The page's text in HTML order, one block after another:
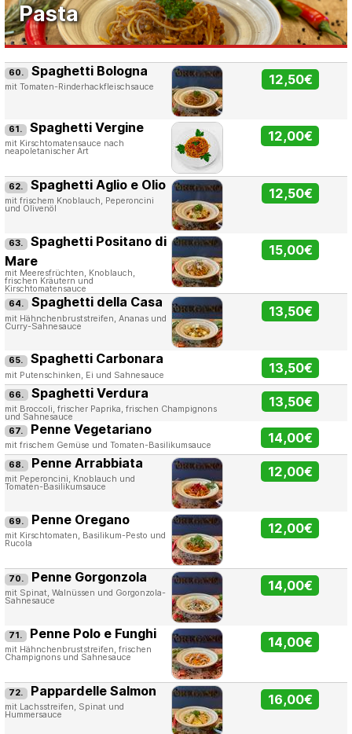
Pasta
60. Spaghetti Bologna
mit Tomaten-Rinderhackfleischsauce 12,50€
61. Spaghetti Vergine
mit Kirschtomatensauce nach
neapoletanischer Art
12,00€
62. Spaghetti Aglio e Olio
mit frischem Knoblauch, Peperoncini
und Olivenöl
12,50€
63. Spaghetti Positano di
Mare
mit Meeresfrüchten, Knoblauch,
frischen Kräutern und
Kirschtomatensauce
15,00€
64. Spaghetti della Casa
mit Hähnchenbruststreifen, Ananas und
Curry-Sahnesauce
13,50€
65. Spaghetti Carbonara
mit Putenschinken, Ei und Sahnesauce 13,50€
66. Spaghetti Verdura
mit Broccoli, frischer Paprika, frischen Champignons
und Sahnesauce
13,50€
67. Penne Vegetariano
mit frischem Gemüse und Tomaten-Basilikumsauce 14,00€
68. Penne Arrabbiata
mit Peperoncini, Knoblauch und
Tomaten-Basilikumsauce
12,00€
69. Penne Oregano
mit Kirschtomaten, Basilikum-Pesto und
Rucola
12,00€
70. Penne Gorgonzola
mit Spinat, Walnüssen und Gorgonzola-
Sahnesauce
14,00€
71. Penne Polo e Funghi
mit Hähnchenbruststreifen, frischen
Champignons und Sahnesauce
14,00€
72. Pappardelle Salmon
mit Lachsstreifen, Spinat und
Hummersauce
16,00€